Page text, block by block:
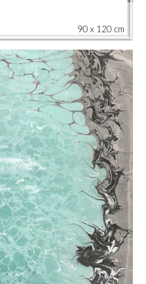
90 x 120 cm